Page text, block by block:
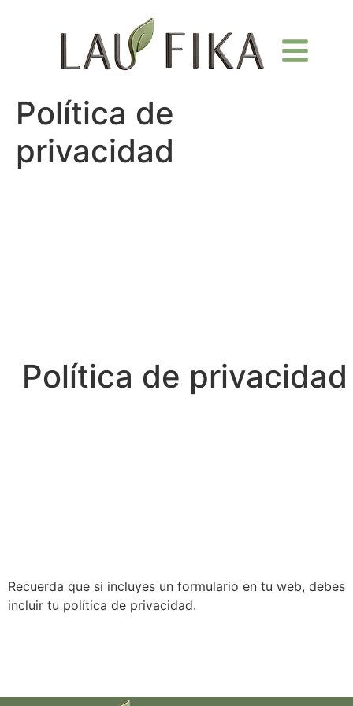
Política de
privacidad
Política de privacidad
Recuerda que si incluyes un formulario en tu web, debes
incluir tu política de privacidad.